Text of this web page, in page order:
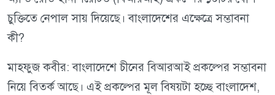
চুক্তিতে নেপাল সায় দিয়েছে। বাংলাদেশের এক্ষেত্রে সম্ভাবনা
কী?
মাহফুজ কবীর: বাংলাদেশে চীনের বিআরআই প্রকল্পের সম্ভাবনা
নিয়ে বিতর্ক আছে। এই প্রকল্পের মূল বিষয়টা হচ্ছে বাংলাদেশ,